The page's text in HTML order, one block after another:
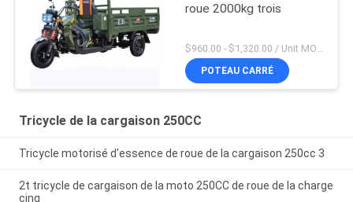
roue 2000kg trois
POTEAU CARRÉ
Tricycle de la cargaison 250CC
Tricycle motorisé d'essence de roue de la cargaison 250cc 3
2t tricycle de cargaison de la moto 250CC de roue de la charge
cinq